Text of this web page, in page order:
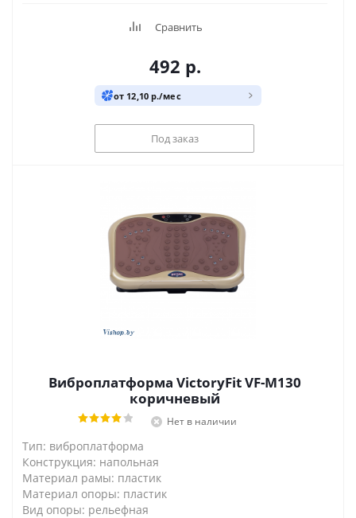
Сравнить
492 р.
от 12,10 р./мес
Под заказ
Виброплатформа VictoryFit VF-M130
коричневый
Нет в наличии
Тип: виброплатформа
Конструкция: напольная
Материал рамы: пластик
Материал опоры: пластик
Вид опоры: рельефная